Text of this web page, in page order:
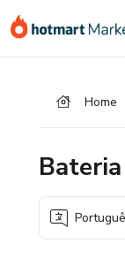
para
para
para
Home